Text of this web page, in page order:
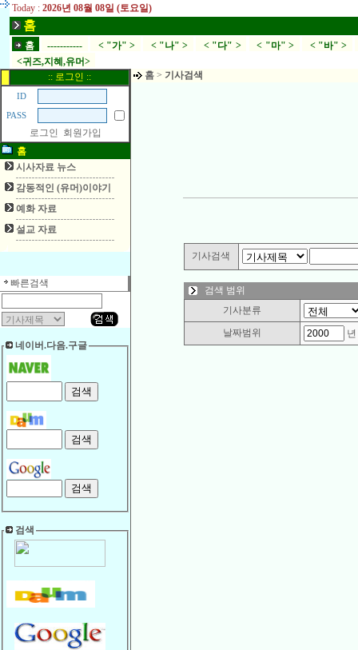
Today : 2026년 08월 08일 (토요일)
홈
홈 ----------- < "가" > < "나" > < "다" > < "마" > < "바" >
<귀즈,지혜,유머>
:: 로그인 ::
ID
PASS
로그인
회원가입
홈
시사자료 뉴스
감동적인 (유머)이야기
예화 자료
설교 자료
빠른검색
네이버.다음.구글
검색
홈 > 기사검색
기사검색
검색 범위
기사분류
날짜범위